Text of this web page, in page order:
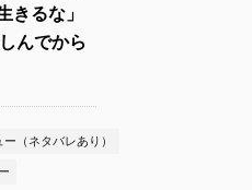
きるな」
んでから
（ネタバレあり）